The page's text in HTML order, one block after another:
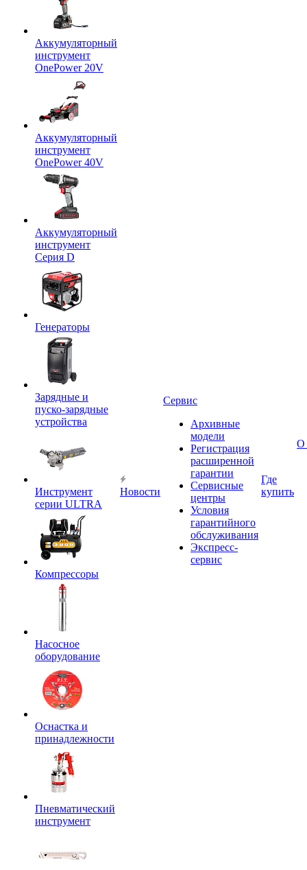
Аккумуляторный
инструмент
OnePower 20V
Аккумуляторный
инструмент
OnePower 40V
Аккумуляторный
инструмент
Серия D
Генераторы
Зарядные и
пуско-зарядные
устройства
Инструмент
серии ULTRA
Компрессоры
Насосное
оборудование
Оснастка и
принадлежности
Пневматический
инструмент
Новости
Сервис
Архивные
модели
Регистрация
расширенной
гарантии
Сервисные
центры
Условия
гарантийного
обслуживания
Экспресс-
сервис
Где
купить
О